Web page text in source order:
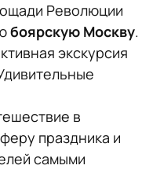
Революции
боярскую Москву.
экскурсия
в
праздника и
самыми